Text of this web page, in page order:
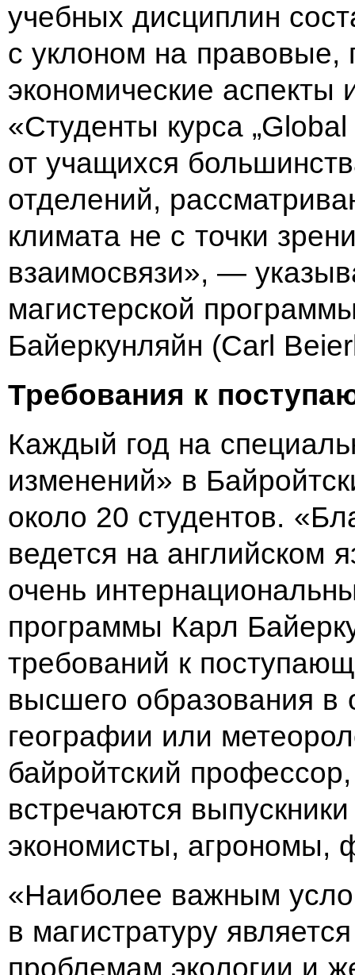
учебных дисциплин
с уклоном на правовые,
экономические аспекты
«Студенты курса
от учащихся
отделений,
климата не с точки
взаимосвязи», —
магистерской
Байеркунляйн (Carl
Требования к
Каждый год на
изменений» в
около 20 студентов.
ведется на английском
очень
программы Карл
требований к
высшего образования в
географии или
байройтский
встречаются
экономисты, агрономы,
«Наиболее важным
в магистратуру
проблемам экологии и